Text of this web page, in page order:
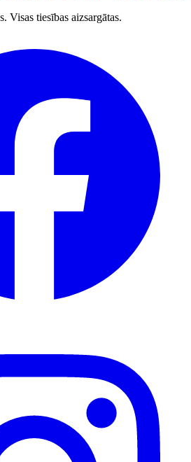
tiesības aizsargātas.